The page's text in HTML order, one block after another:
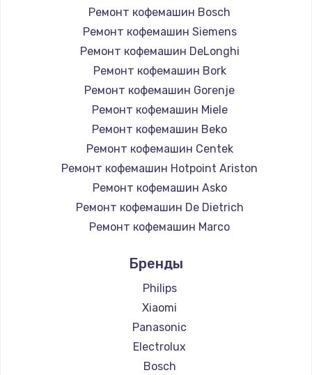
Ремонт кофемашин Bosch
Ремонт кофемашин Siemens
Ремонт кофемашин DeLonghi
Ремонт кофемашин Bork
Ремонт кофемашин Gorenje
Ремонт кофемашин Miele
Ремонт кофемашин Beko
Ремонт кофемашин Centek
Ремонт кофемашин Hotpoint Ariston
Ремонт кофемашин Asko
Ремонт кофемашин De Dietrich
Ремонт кофемашин Marco
Ремонт кофемашин Jura
Ремонт кофемашин Olympia
Ремонт кофемашин Saeco
Ремонт кофемашин La Cimbali
Ремонт кофемашин WMF
Ремонт кофемашин Yamaguchi
Бренды
Philips
Xiaomi
Panasonic
Electrolux
Bosch